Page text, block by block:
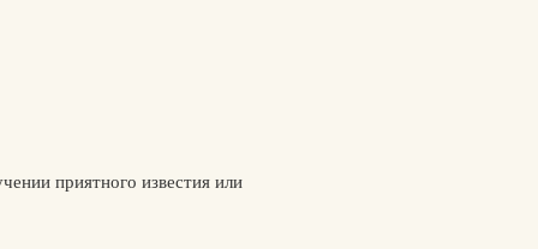
приятного известия или